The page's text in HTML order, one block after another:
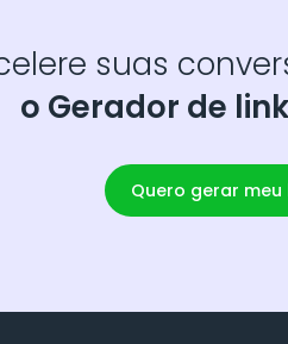
suas
o Gerador de
Quero gerar meu